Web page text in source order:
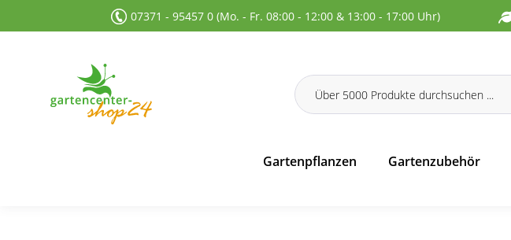
Zur Hauptnavigation springen
07371 - 95457 0 (Mo. - Fr. 08:00 - 12:00 & 13:00 - 17:00 Uhr)
Gartenpflanzen Gartenzubehör